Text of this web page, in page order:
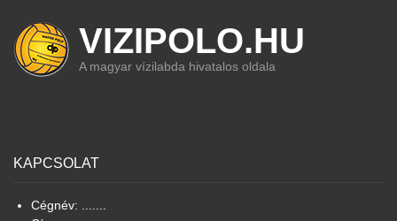
VIZIPOLO.HU
A magyar vízilabda hivatalos oldala
KAPCSOLAT
Cégnév: .......